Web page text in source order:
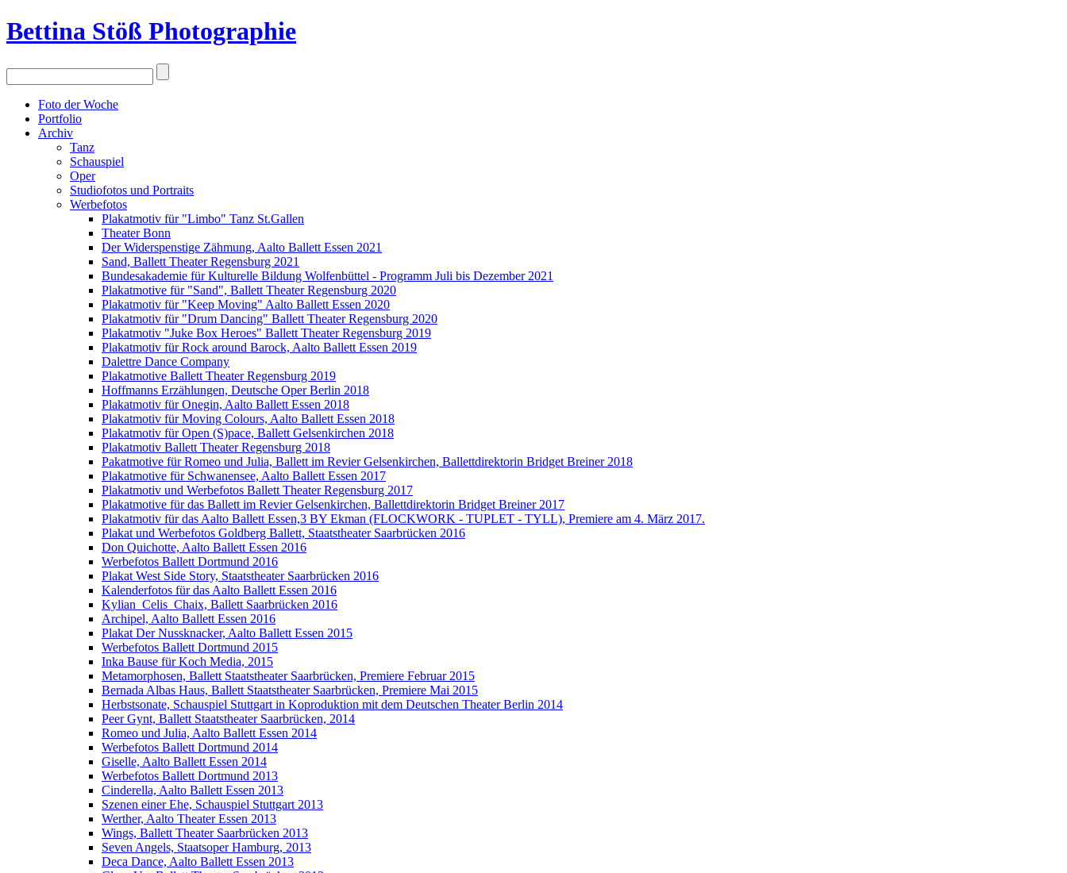
Bettina Stöß Photographie
Foto der Woche
Portfolio
Archiv
Tanz
Schauspiel
Oper
Studiofotos und Portraits
Werbefotos
Plakatmotiv für "Limbo" Tanz St.Gallen
Theater Bonn
Der Widerspenstige Zähmung, Aalto Ballett Essen 2021
Sand, Ballett Theater Regensburg 2021
Bundesakademie für Kulturelle Bildung Wolfenbüttel - Programm Juli bis Dezember 2021
Plakatmotive für "Sand", Ballett Theater Regensburg 2020
Plakatmotiv für "Keep Moving" Aalto Ballett Essen 2020
Plakatmotiv für "Drum Dancing" Ballett Theater Regensburg 2020
Plakatmotiv "Juke Box Heroes" Ballett Theater Regensburg 2019
Plakatmotiv für Rock around Barock, Aalto Ballett Essen 2019
Dalettre Dance Company
Plakatmotive Ballett Theater Regensburg 2019
Hoffmanns Erzählungen, Deutsche Oper Berlin 2018
Plakatmotiv für Onegin, Aalto Ballett Essen 2018
Plakatmotiv für Moving Colours, Aalto Ballett Essen 2018
Plakatmotiv für Open (S)pace, Ballett Gelsenkirchen 2018
Plakatmotiv Ballett Theater Regensburg 2018
Pakatmotive für Romeo und Julia, Ballett im Revier Gelsenkirchen, Ballettdirektorin Bridget Breiner 2018
Plakatmotive für Schwanensee, Aalto Ballett Essen 2017
Plakatmotiv und Werbefotos Ballett Theater Regensburg 2017
Plakatmotive für das Ballett im Revier Gelsenkirchen, Ballettdirektorin Bridget Breiner 2017
Plakatmotiv für das Aalto Ballett Essen,3 BY Ekman (FLOCKWORK - TUPLET - TYLL), Premiere am 4. März 2017.
Plakat und Werbefotos Goldberg Ballett, Staatstheater Saarbrücken 2016
Don Quichotte, Aalto Ballett Essen 2016
Werbefotos Ballett Dortmund 2016
Plakat West Side Story, Staatstheater Saarbrücken 2016
Kalenderfotos für das Aalto Ballett Essen 2016
Kylian_Celis_Chaix, Ballett Saarbrücken 2016
Archipel, Aalto Ballett Essen 2016
Plakat Der Nussknacker, Aalto Ballett Essen 2015
Werbefotos Ballett Dortmund 2015
Inka Bause für Koch Media, 2015
Metamorphosen, Ballett Staatstheater Saarbrücken, Premiere Februar 2015
Bernada Albas Haus, Ballett Staatstheater Saarbrücken, Premiere Mai 2015
Herbstsonate, Schauspiel Stuttgart in Koproduktion mit dem Deutschen Theater Berlin 2014
Peer Gynt, Ballett Staatstheater Saarbrücken, 2014
Romeo und Julia, Aalto Ballett Essen 2014
Werbefotos Ballett Dortmund 2014
Giselle, Aalto Ballett Essen 2014
Werbefotos Ballett Dortmund 2013
Cinderella, Aalto Ballett Essen 2013
Szenen einer Ehe, Schauspiel Stuttgart 2013
Werther, Aalto Theater Essen 2013
Wings, Ballett Theater Saarbrücken 2013
Seven Angels, Staatsoper Hamburg, 2013
Deca Dance, Aalto Ballett Essen 2013